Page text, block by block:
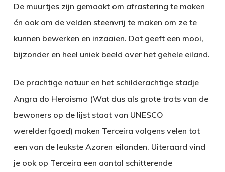
De muurtjes zijn gemaakt om afrastering te maken
én ook om de velden steenvrij te maken om ze te
kunnen bewerken en inzaaien. Dat geeft een mooi,
bijzonder en heel uniek beeld over het gehele eiland.
De prachtige natuur en het schilderachtige stadje
Angra do Heroismo (Wat dus als grote trots van de
bewoners op de lijst staat van UNESCO
werelderfgoed) maken Terceira volgens velen tot
een van de leukste Azoren eilanden. Uiteraard vind
je ook op Terceira een aantal schitterende